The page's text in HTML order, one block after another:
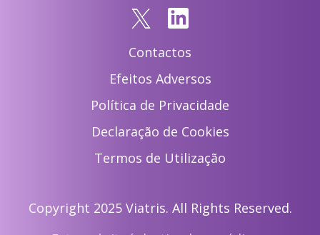
Contactos
Efeitos Adversos
Política de Privacidade
Declaração de Cookies
Termos de Utilização
Copyright 2025 Viatris. All Rights Reserved.